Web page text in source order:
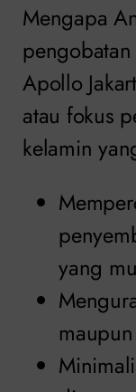
Mengapa
Apollo
atau fokus
kelamin
yang